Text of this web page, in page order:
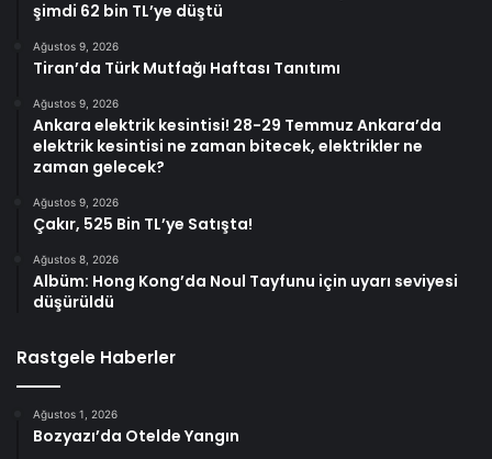
şimdi 62 bin TL’ye düştü
Ağustos 9, 2026
Tiran’da Türk Mutfağı Haftası Tanıtımı
Ağustos 9, 2026
Ankara elektrik kesintisi! 28-29 Temmuz Ankara’da
elektrik kesintisi ne zaman bitecek, elektrikler ne
zaman gelecek?
Ağustos 9, 2026
Çakır, 525 Bin TL’ye Satışta!
Ağustos 8, 2026
Albüm: Hong Kong’da Noul Tayfunu için uyarı seviyesi
düşürüldü
Rastgele Haberler
Ağustos 1, 2026
Bozyazı’da Otelde Yangın